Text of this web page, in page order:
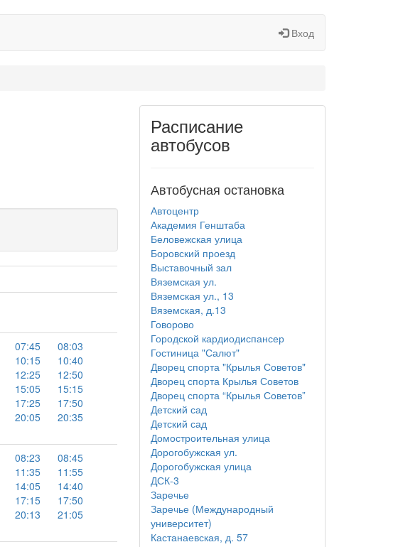
Вход
07:45
08:03
10:15
10:40
12:25
12:50
15:05
15:15
17:25
17:50
20:05
20:35
08:23
08:45
11:35
11:55
14:05
14:40
17:15
17:50
20:13
21:05
Расписание
автобусов
Автобусная остановка
Автоцентр
Академия Генштаба
Беловежская улица
Боровский проезд
Выставочный зал
Вяземская ул.
Вяземская ул., 13
Вяземская, д.13
Говорово
Городской кардиодиспансер
Гостиница "Салют"
Дворец спорта "Крылья Советов"
Дворец спорта Крылья Советов
Дворец спорта “Крылья Советов”
Детский сад
Детский сад
Домостроительная улица
Дорогобужская ул.
Дорогобужская улица
ДСК-3
Заречье
Заречье (Международный
университет)
Кастанаевская, д. 57